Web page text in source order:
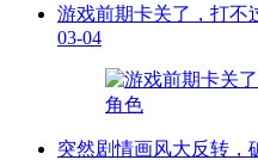
游戏前期卡关了，打不
03-04
突然剧情画风大反转，